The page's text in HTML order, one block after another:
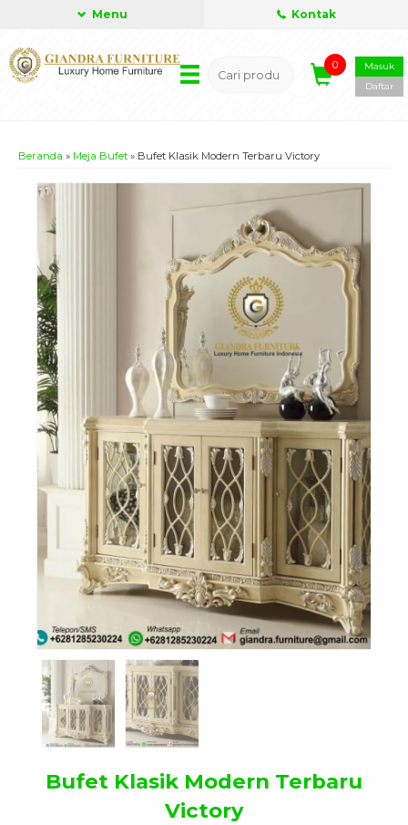
Menu Kontak
0
Masuk
Daftar
Beranda » Meja Bufet » Bufet Klasik Modern Terbaru Victory
Bufet Klasik Modern Terbaru
Victory